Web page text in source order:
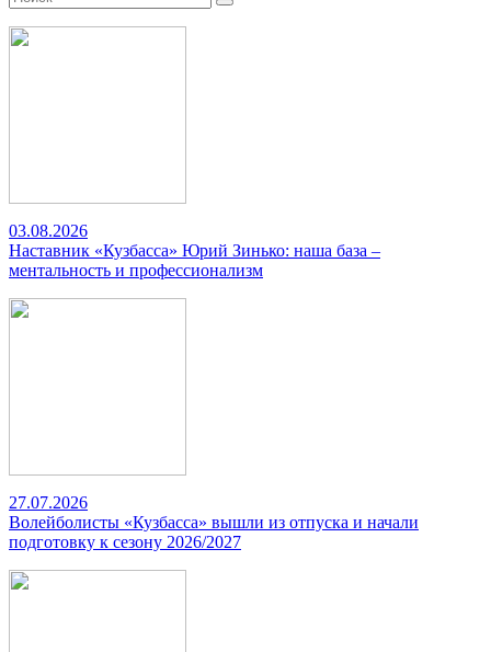
03.08.2026
Наставник «Кузбасса» Юрий Зинько: наша база –
ментальность и профессионализм
27.07.2026
Волейболисты «Кузбасса» вышли из отпуска и начали
подготовку к сезону 2026/2027